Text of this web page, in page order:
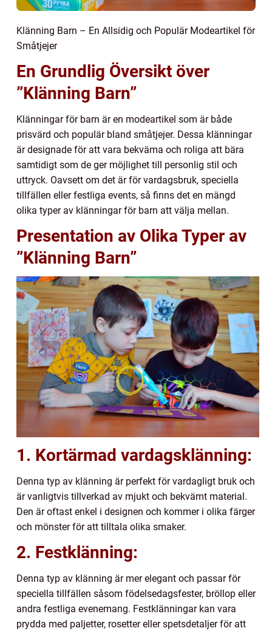
Klänning Barn – En Allsidig och Populär Modeartikel för
Småtjejer
En Grundlig Översikt över
”Klänning Barn”
Klänningar för barn är en modeartikel som är både
prisvärd och populär bland småtjejer. Dessa klänningar
är designade för att vara bekväma och roliga att bära
samtidigt som de ger möjlighet till personlig stil och
uttryck. Oavsett om det är för vardagsbruk, speciella
tillfällen eller festliga events, så finns det en mängd
olika typer av klänningar för barn att välja mellan.
Presentation av Olika Typer av
”Klänning Barn”
1. Kortärmad vardagsklänning:
Denna typ av klänning är perfekt för vardagligt bruk och
är vanligtvis tillverkad av mjukt och bekvämt material.
Den är oftast enkel i designen och kommer i olika färger
och mönster för att tilltala olika smaker.
2. Festklänning:
Denna typ av klänning är mer elegant och passar för
speciella tillfällen såsom födelsedagsfester, bröllop eller
andra festliga evenemang. Festklänningar kan vara
prydda med paljetter, rosetter eller spetsdetaljer för att